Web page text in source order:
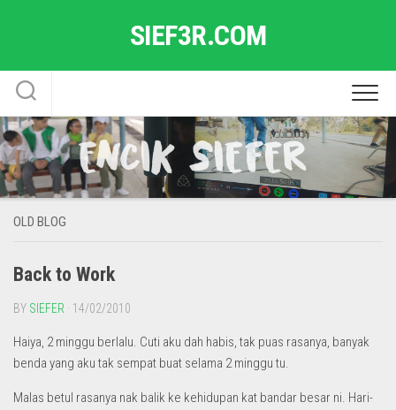
SIEF3R.COM
OLD BLOG
Back to Work
BY SIEFER · 14/02/2010
Haiya, 2 minggu berlalu. Cuti aku dah habis, tak puas rasanya, banyak
benda yang aku tak sempat buat selama 2 minggu tu.
Malas betul rasanya nak balik ke kehidupan kat bandar besar ni. Hari-